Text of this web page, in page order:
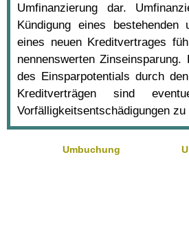
Umfinanzierung dar.
Kündigung eines bestehenden
eines neuen Kreditvertrages
nennenswerten Zinseinsparung.
des Einsparpotentials durch
Kreditverträgen sind
Vorfälligkeitsentschädigungen
Umbuchung